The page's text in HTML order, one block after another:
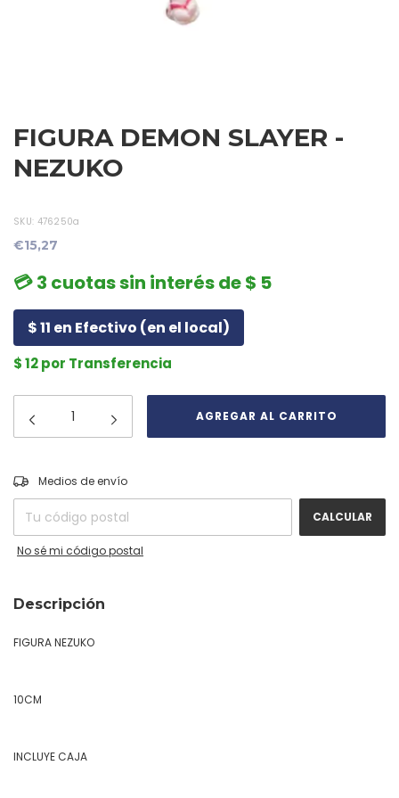
FIGURA DEMON SLAYER -
NEZUKO
SKU: 476250a
€15,27
💳 3 cuotas sin interés de $ 5
$ 11 en Efectivo (en el local)
$ 12 por Transferencia
Entregas para el CP:
Medios de envío
CALCULAR
No sé mi código postal
Descripción
FIGURA NEZUKO
10CM
INCLUYE CAJA